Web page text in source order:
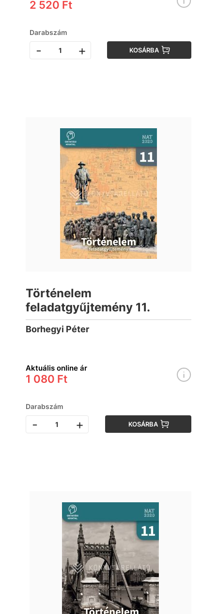
2 520 Ft
Darabszám
- + KOSÁRBA
Történelem
feladatgyűjtemény 11.
Borhegyi Péter
Aktuális online ár
1 080 Ft
Darabszám
- + KOSÁRBA